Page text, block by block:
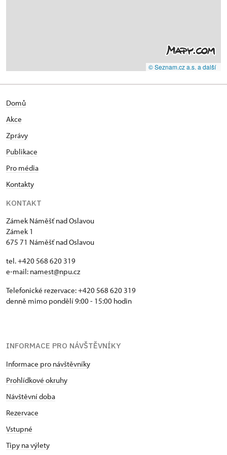
© Seznam.cz a.s. a další
Domů
Akce
Zprávy
Publikace
Pro média
Kontakty
KONTAKT
Zámek Náměšť nad Oslavou
Zámek 1
675 71 Náměšť nad Oslavou
tel. +420 568 620 319
e-mail: namest@npu.cz
Telefonické rezervace: +420 568 620 319
denně mimo pondělí 9:00 - 15:00 hodin
INFORMACE PRO NÁVŠTĚVNÍKY
Informace pro návštěvníky
Prohlídkové okruhy
Návštěvní doba
Rezervace
Vstupné
Tipy na výlety